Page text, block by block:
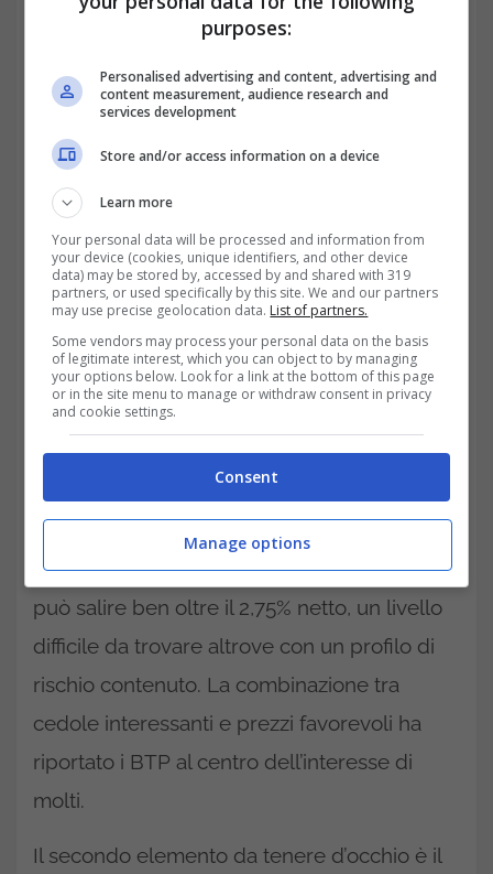
Questo vuol dire che il rendimento effettivo
può salire ben oltre il 2,75% netto, un livello
difficile da trovare altrove con un profilo di
rischio contenuto. La combinazione tra
cedole interessanti e prezzi favorevoli ha
riportato i BTP al centro dell’interesse di
molti.
Il secondo elemento da tenere d’occhio è il
purposes:
Personalised advertising and content, advertising and
content measurement, audience research and
services development
Store and/or access information on a device
Learn more
Your personal data will be processed and information from
your device (cookies, unique identifiers, and other device
data) may be stored by, accessed by and shared with 319
partners, or used specifically by this site. We and our partners
may use precise geolocation data. List of partners.
Some vendors may process your personal data on the basis
of legitimate interest, which you can object to by managing
your options below. Look for a link at the bottom of this page
or in the site menu to manage or withdraw consent in privacy
and cookie settings.
Consent
Manage options